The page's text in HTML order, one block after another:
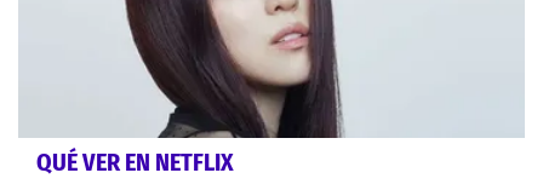
QUÉ VER EN NETFLIX